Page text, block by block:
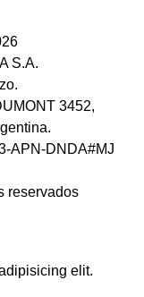
S.A.
3452,
APN-DNDA#MJ
reservados
elit.